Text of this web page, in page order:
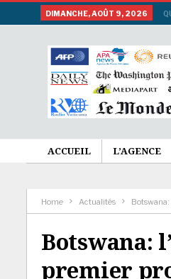
DIMANCHE, AOÛT 9, 2026
ACCUEIL L’AGENCE
Home Actualités
Botswana:
premier